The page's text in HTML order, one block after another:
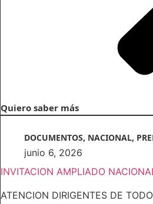
Quiero saber más
DOCUMENTOS, NACIONAL,
junio 6, 2026
INVITACION AMPLIADO
ATENCION DIRIGENTES DE